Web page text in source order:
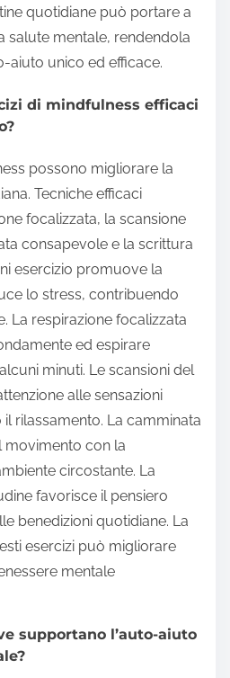
quotidiane può portare a
salute mentale, rendendola
aiuto unico ed efficace.
di mindfulness efficaci
possono migliorare la
Tecniche efficaci
focalizzata, la scansione
consapevole e la scrittura
esercizio promuove la
lo stress, contribuendo
La respirazione focalizzata
ed espirare
minuti. Le scansioni del
alle sensazioni
rilassamento. La camminata
movimento con la
circostante. La
favorisce il pensiero
benedizioni quotidiane. La
esercizi può migliorare
mentale
supportano l’auto-aiuto